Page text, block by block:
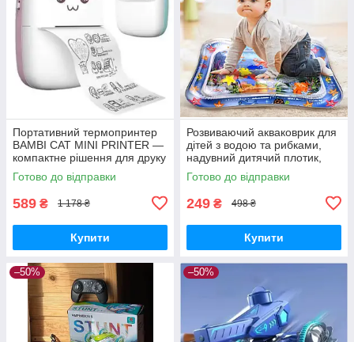
Портативний термопринтер
BAMBI CAT MINI PRINTER —
компактне рішення для друку
на ходу для дітей і дорослих
Готово до відправки
589 ₴ 1 178 ₴
Купити
Розвиваючий акваковрик для
дітей з водою та рибками,
надувний дитячий плотик,
водний мат для дітей Air Pro
Готово до відправки
249 ₴ 498 ₴
Купити
–50% –50%